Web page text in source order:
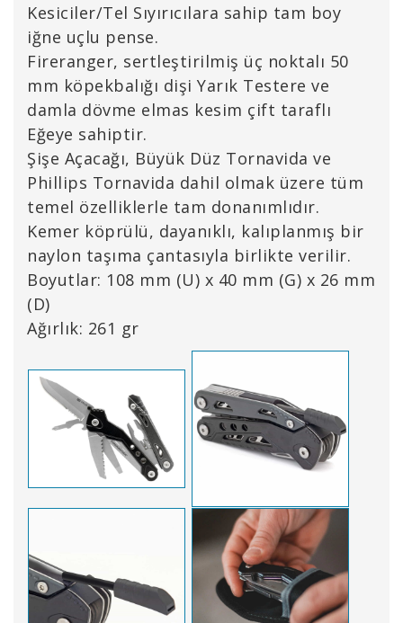
Kesiciler/Tel Sıyırıcılara sahip tam boy
iğne uçlu pense.
Fireranger, sertleştirilmiş üç noktalı 50
mm köpekbalığı dişi Yarık Testere ve
damla dövme elmas kesim çift taraflı
Eğeye sahiptir.
Şişe Açacağı, Büyük Düz Tornavida ve
Phillips Tornavida dahil olmak üzere tüm
temel özelliklerle tam donanımlıdır.
Kemer köprülü, dayanıklı, kalıplanmış bir
naylon taşıma çantasıyla birlikte verilir.
Boyutlar: 108 mm (U) x 40 mm (G) x 26 mm
(D)
Ağırlık: 261 gr